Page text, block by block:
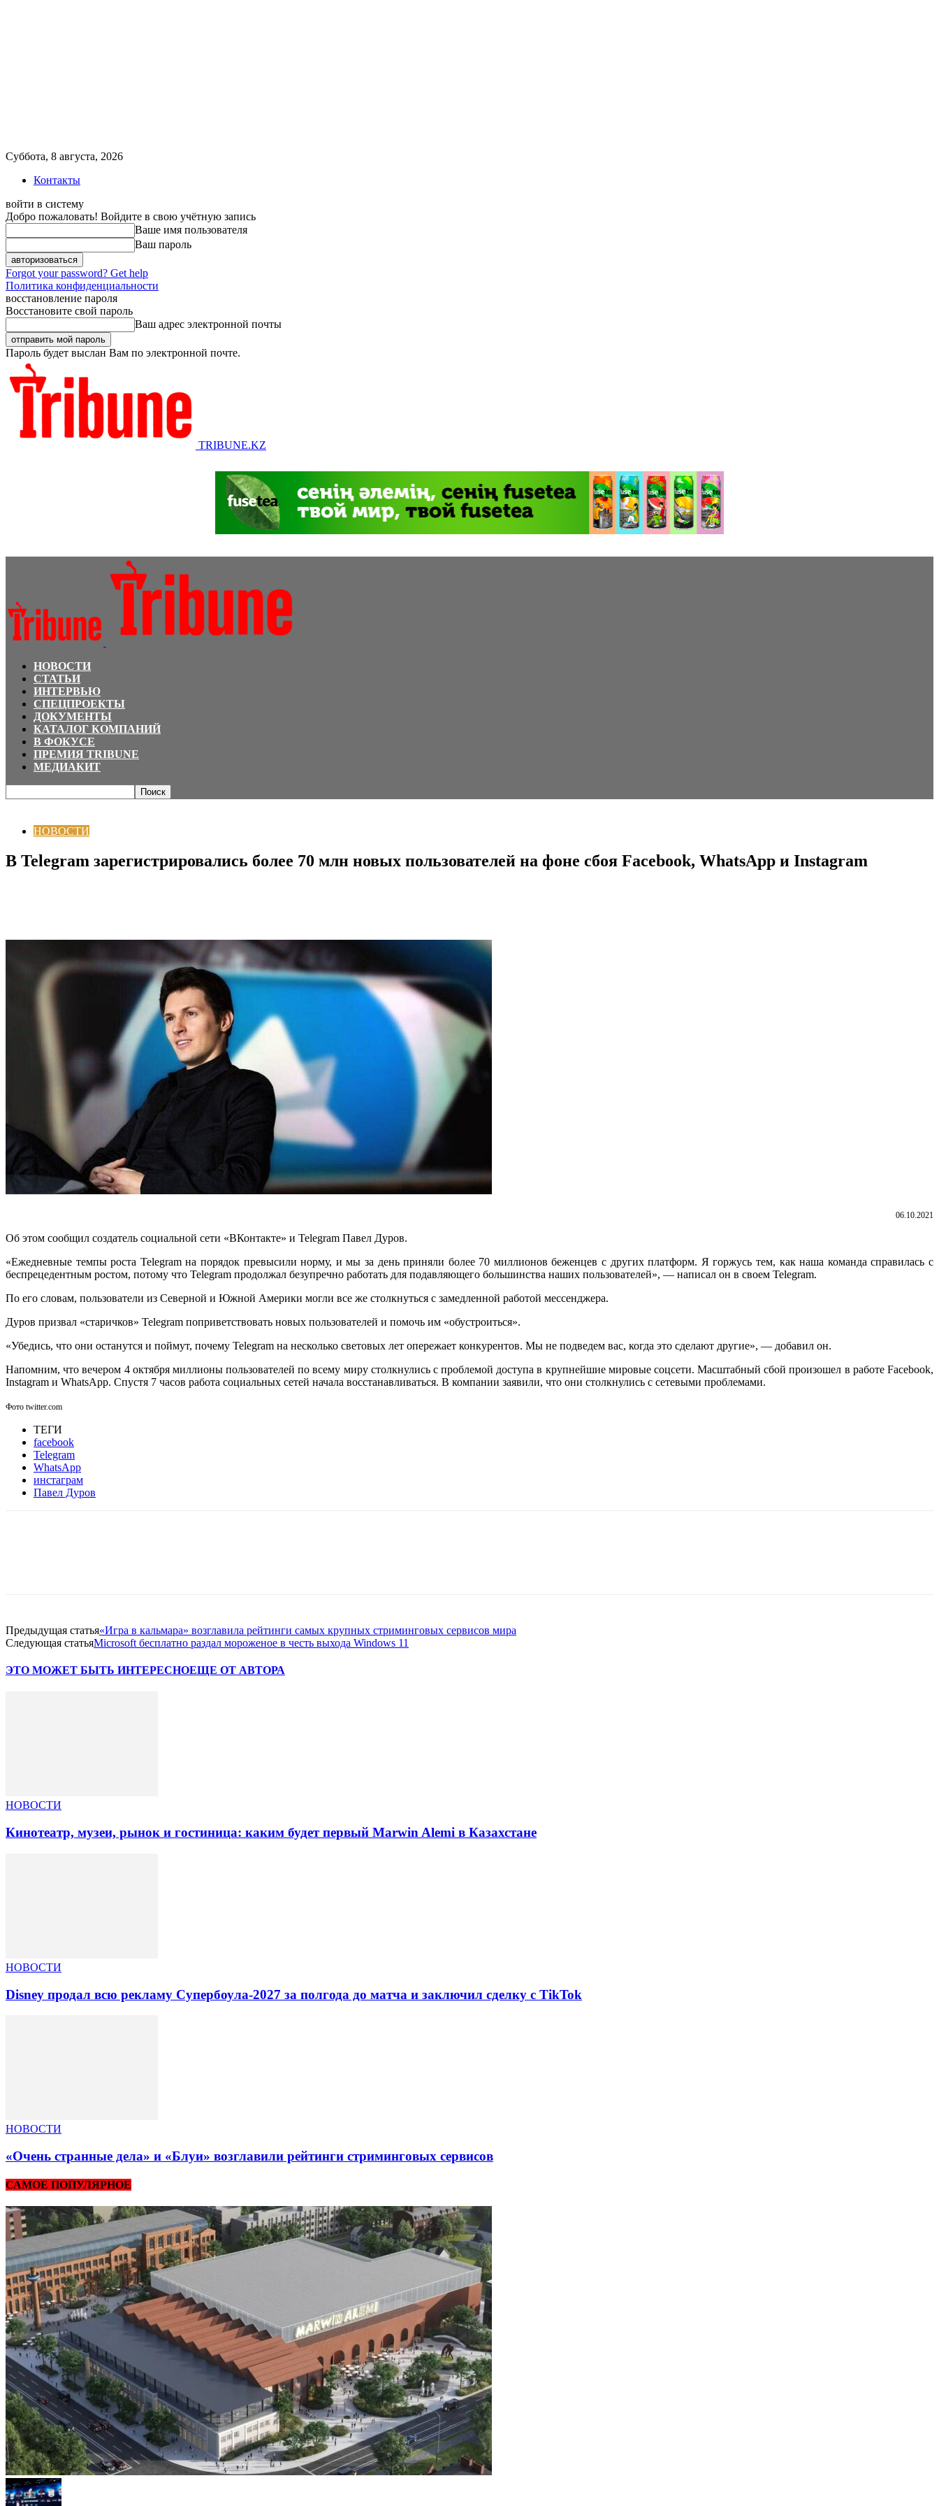
Суббота, 8 августа, 2026
Контакты
войти в систему
Добро пожаловать! Войдите в свою учётную запись
Ваше имя пользователя
Ваш пароль
Forgot your password? Get help
Политика конфиденциальности
восстановление пароля
Восстановите свой пароль
Ваш адрес электронной почты
Пароль будет выслан Вам по электронной почте.
TRIBUNE.KZ
НОВОСТИ
СТАТЬИ
ИНТЕРВЬЮ
СПЕЦПРОЕКТЫ
ДОКУМЕНТЫ
КАТАЛОГ КОМПАНИЙ
В ФОКУСЕ
ПРЕМИЯ TRIBUNE
МЕДИАКИТ
НОВОСТИ
В Telegram зарегистрировались более 70 млн новых пользователей на фоне сбоя Facebook, WhatsApp и Instagram
06.10.2021
Об этом сообщил создатель социальной сети «ВКонтакте» и Telegram Павел Дуров.
«Ежедневные темпы роста Telegram на порядок превысили норму, и мы за день приняли более 70 миллионов беженцев с других платформ. Я горжусь тем, как наша команда справилась с
беспрецедентным ростом, потому что Telegram продолжал безупречно работать для подавляющего большинства наших пользователей», — написал он в своем Telegram.
По его словам, пользователи из Северной и Южной Америки могли все же столкнуться с замедленной работой мессенджера.
Дуров призвал «старичков» Telegram поприветствовать новых пользователей и помочь им «обустроиться».
«Убедись, что они останутся и поймут, почему Telegram на несколько световых лет опережает конкурентов. Мы не подведем вас, когда это сделают другие», — добавил он.
Напомним, что вечером 4 октября миллионы пользователей по всему миру столкнулись с проблемой доступа в крупнейшие мировые соцсети. Масштабный сбой произошел в работе Facebook,
Instagram и WhatsApp. Спустя 7 часов работа социальных сетей начала восстанавливаться. В компании заявили, что они столкнулись с сетевыми проблемами.
Фото twitter.com
ТЕГИ
facebook
Telegram
WhatsApp
инстаграм
Павел Дуров
Предыдущая статья«Игра в кальмара» возглавила рейтинги самых крупных стриминговых сервисов мира
Следующая статьяMicrosoft бесплатно раздал мороженое в честь выхода Windows 11
ЭТО МОЖЕТ БЫТЬ ИНТЕРЕСНОЕЩЕ ОТ АВТОРА
НОВОСТИ
Кинотеатр, музеи, рынок и гостиница: каким будет первый Marwin Alemi в Казахстане
НОВОСТИ
Disney продал всю рекламу Супербоула-2027 за полгода до матча и заключил сделку с TikTok
НОВОСТИ
«Очень странные дела» и «Блуи» возглавили рейтинги стриминговых сервисов
САМОЕ ПОПУЛЯРНОЕ